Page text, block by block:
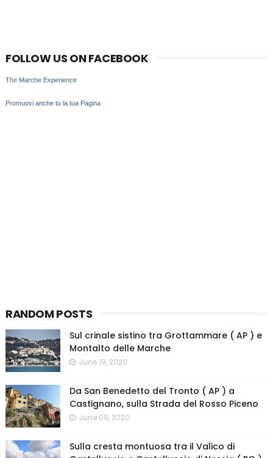
FOLLOW US ON FACEBOOK
The Marche Experience
Promuovi anche tu la tua Pagina
RANDOM POSTS
Sul crinale sistino tra Grottammare ( AP ) e
Montalto delle Marche
June 19, 2020
Da San Benedetto del Tronto ( AP ) a
Castignano, sulla Strada del Rosso Piceno
June 09, 2020
Sulla cresta montuosa tra il Valico di